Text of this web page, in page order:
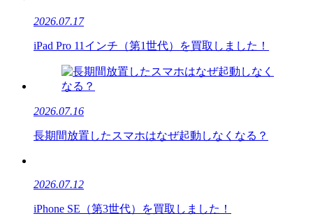
2026.07.17
iPad Pro 11インチ（第1世代）を買取しました！
2026.07.16
長期間放置したスマホはなぜ起動しなくなる？
2026.07.12
iPhone SE（第3世代）を買取しました！